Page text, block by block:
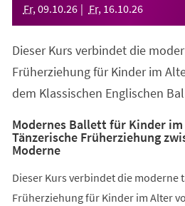
Fr, 09.10.26 Fr, 16.10.26
Dieser Kurs verbindet die
Früherziehung für Kinder im
dem Klassischen Englischen
Modernes Ballett für Kinder
Tänzerische Früherziehung
Moderne
Dieser Kurs verbindet die moderne
Früherziehung für Kinder im Alter